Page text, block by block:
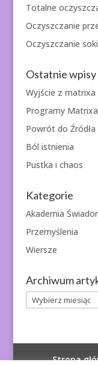
Totalne
Oczyszczanie
Oczyszczanie
Ostatnie wpisy
Wyjście z matrixa
Programy Matrixa
Powrót do Źródła
Ból istnienia
Pustka i chaos
Kategorie
Akademia
Przemyślenia
Wiersze
Archiwum
Archiwum
artykułów
Strona